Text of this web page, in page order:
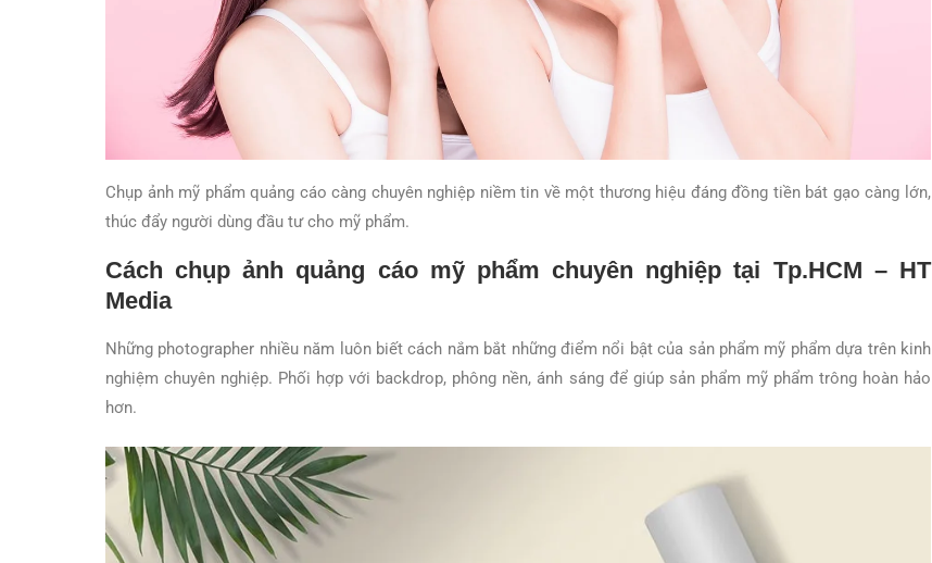
Chụp ảnh mỹ phẩm quảng cáo càng chuyên nghiệp niềm tin về một thương hiệu đáng đồng tiền bát gạo càng lớn,
thúc đẩy người dùng đầu tư cho mỹ phẩm.
Cách chụp ảnh quảng cáo mỹ phẩm chuyên nghiệp tại Tp.HCM – HT
Media
Những photographer nhiều năm luôn biết cách nắm bắt những điểm nổi bật của sản phẩm mỹ phẩm dựa trên kinh
nghiệm chuyên nghiệp. Phối hợp với backdrop, phông nền, ánh sáng để giúp sản phẩm mỹ phẩm trông hoàn hảo
hơn.